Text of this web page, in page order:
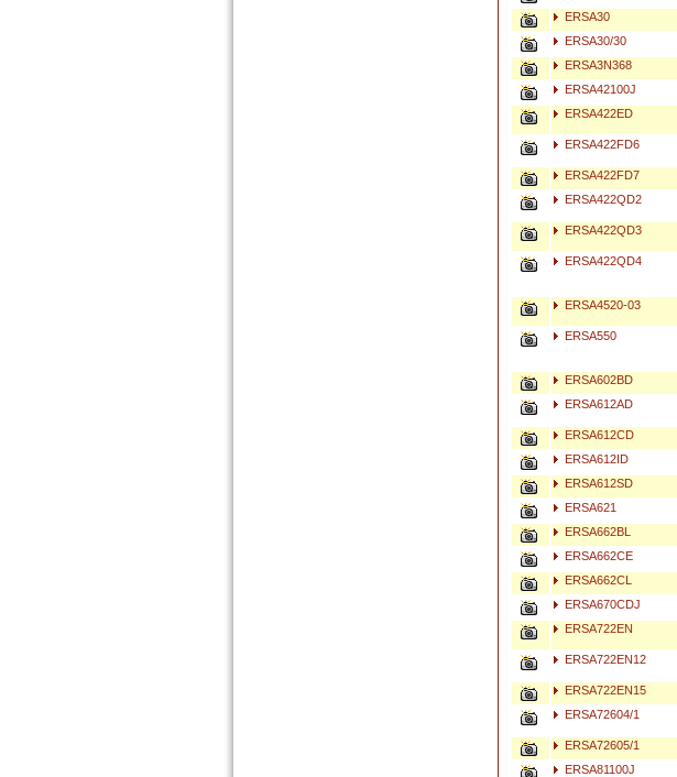
ERSA30
ERSA30/30
ERSA3N368
ERSA42100J
ERSA422ED
ERSA422FD6
ERSA422FD7
ERSA422QD2
ERSA422QD3
ERSA422QD4
ERSA4520-03
ERSA550
ERSA602BD
ERSA612AD
ERSA612CD
ERSA612ID
ERSA612SD
ERSA621
ERSA662BL
ERSA662CE
ERSA662CL
ERSA670CDJ
ERSA722EN
ERSA722EN12
ERSA722EN15
ERSA72604/1
ERSA72605/1
ERSA81100J